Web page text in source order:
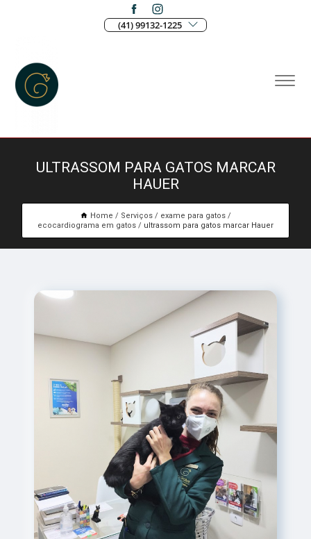
(41) 99132-1225
ULTRASSOM PARA GATOS MARCAR
HAUER
Home Serviços
exame para gatos
ecocardiograma em gatos
ultrassom para gatos marcar Hauer